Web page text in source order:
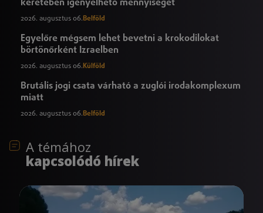
keretében igényelhető mennyiséget
2026. augusztus 06.Belföld
Egyelőre mégsem lehet bevetni a krokodilokat
börtönőrként Izraelben
2026. augusztus 06. Külföld
Brutális jogi csata várható a zuglói irodakomplexum
miatt
2026. augusztus 06.Belföld
A témához
kapcsolódó hírek